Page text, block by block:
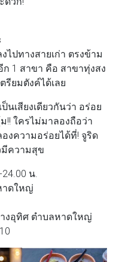
ปทางสายเก่า ตรงข้าม
1 สาขา คือ สาขาทุ่งสง
รียมตังค์ได้เลย
นเสียงเดียวกันว่า อร่อย
!! ใครไม่มาลองถือว่า
งความอร่อยได้ที่! จูริด
ความสุข
น.
าดใหญ่
งอุทิศ ตำบลหาดใหญ่